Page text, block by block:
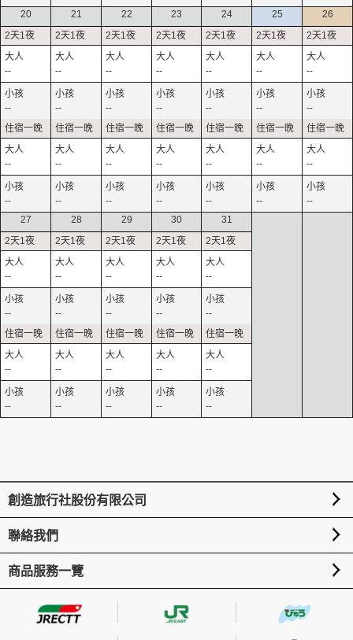
20
--
--
--
--
21
--
--
--
--
22
--
--
--
--
23
--
--
--
--
24
--
--
--
--
25
--
--
--
--
26
--
--
--
--
27
--
--
--
--
28
--
--
--
--
29
--
--
--
--
30
--
--
--
--
31
--
--
--
--
創造旅行社股份有限公司
聯絡我們
商品服務一覽